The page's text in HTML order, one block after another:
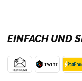
EINFACH UND